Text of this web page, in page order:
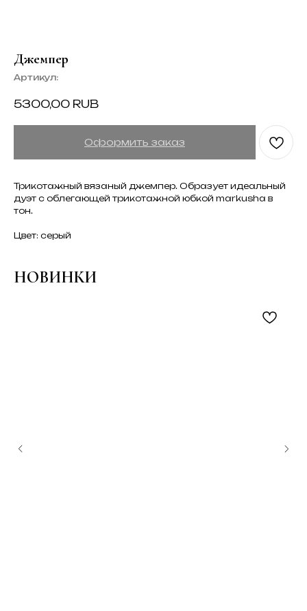
Джемпер
Артикул:
5300,00 RUB
Оформить заказ
Трикотажный вязаный джемпер. Образует идеальный
дуэт с облегающей трикотажной юбкой markusha в
тон.
Цвет: серый
НОВИНКИ